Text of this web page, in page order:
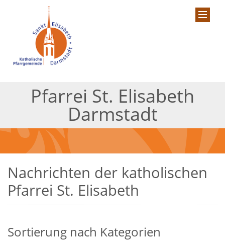
Pfarrei St. Elisabeth
Darmstadt
Nachrichten der katholischen
Pfarrei St. Elisabeth
Sortierung nach Kategorien